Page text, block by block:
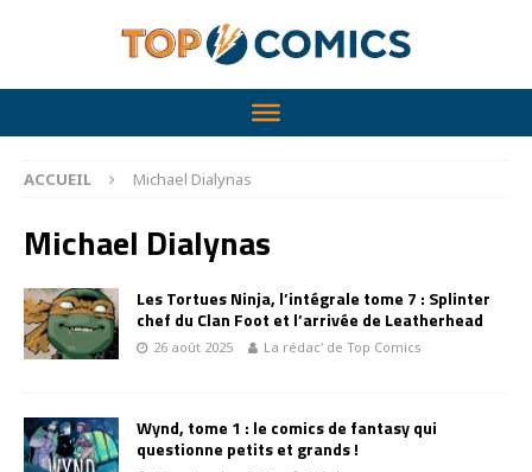
ACCUEIL Michael Dialynas
Michael Dialynas
Les Tortues Ninja, l’intégrale tome 7 : Splinter
chef du Clan Foot et l’arrivée de Leatherhead
26 août 2025 La rédac' de Top Comics
Wynd, tome 1 : le comics de fantasy qui
questionne petits et grands !